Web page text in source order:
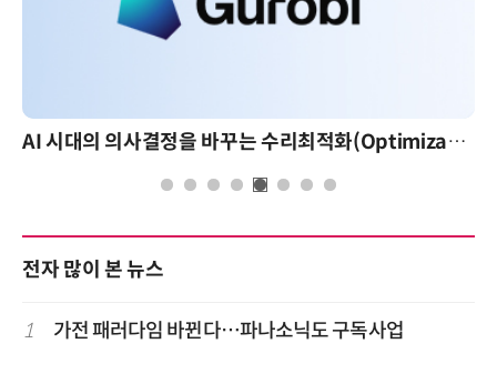
AI 시대의 의사결정을 바꾸는 수리최적화(Optimization): 실제 산업 적용 사례와 활용 전략
전자 많이 본 뉴스
1 가전 패러다임 바뀐다…파나소닉도 구독사업